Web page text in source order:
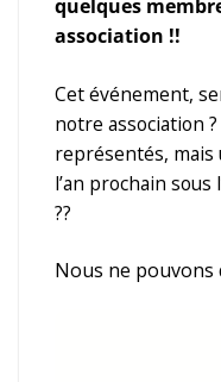
quelques
association !!
Cet événement,
notre association
représentés, mais
l’an prochain
??
Nous ne pouvons